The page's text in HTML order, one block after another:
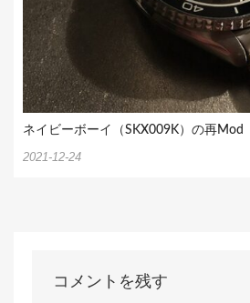
ネイビーボーイ（SKX009K）の再Mod
2021-12-24
コメントを残す